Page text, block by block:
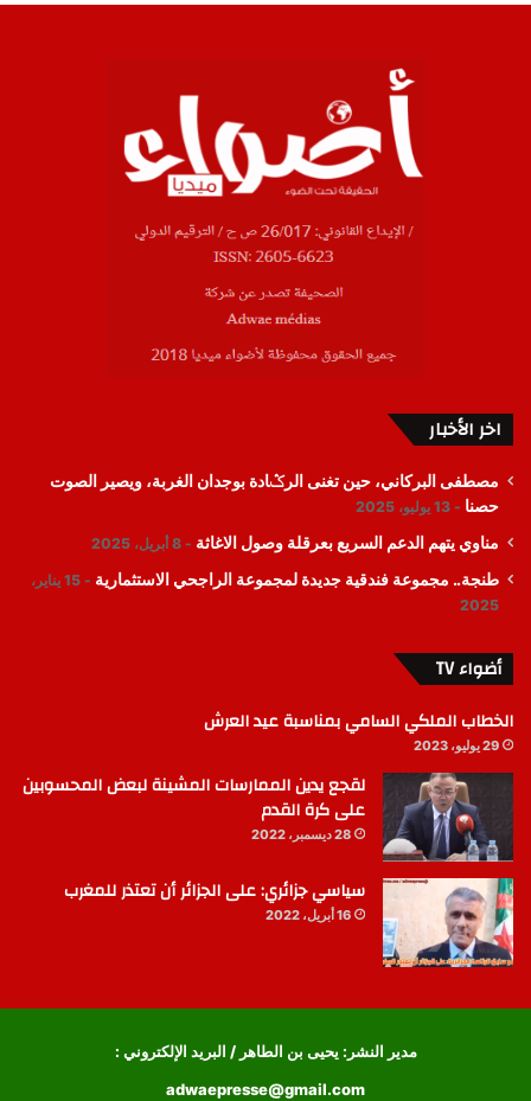
اخر الأخبار
مصطفى البركاني، حين تغنى الرݣادة بوجدان الغربة، ويصير الصوت
حصنا
13 يوليو، 2025
مناوي يتهم الدعم السريع بعرقلة وصول الاغاثة 8 أبريل، 2025
طنجة.. مجموعة فندقية جديدة لمجموعة الراجحي الاستثمارية
15 يناير،
2025
أضواء TV
الخطاب الملكي السامي بمناسبة عيد العرش
29 يوليو، 2023
لقجع يدين الممارسات المشينة لبعض المحسوبين
على كرة القدم
28 ديسمبر، 2022
سياسي جزائري: على الجزائر أن تعتذر للمغرب
16 أبريل، 2022
مدير النشر: يحيى بن الطاهر / البريد الإلكتروني :
adwaepresse@gmail.com